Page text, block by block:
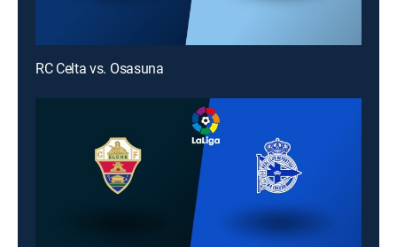
RC Celta vs. Osasuna